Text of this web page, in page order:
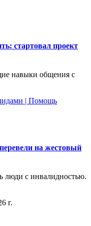
стартовал проект
навыки общения с
| Помощь
на жестовый
люди с инвалидностью.
г.